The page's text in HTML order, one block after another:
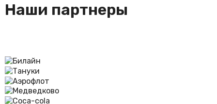
Наши партнеры